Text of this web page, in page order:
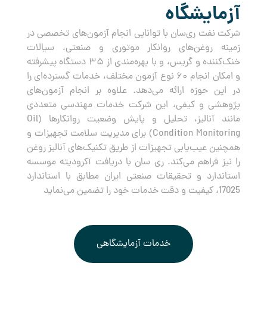
آزمایشگاه
شرکت نفت ری‌سان با توانایی انجام آزمون‌های تخصصی در
زمینه روغن‌های روانکار موتوری و صنعتی، سیالات
خنک‌کننده و گریس، و با بهره‌مندی از ۳۵ دستگاه پیشرفته
و امکان انجام ۶۰ نوع آزمون مختلف، خدمات گسترده‌ای را
در این حوزه ارائه می‌دهد. علاوه بر انجام آزمون‌های
پژوهشی و کیفی، این شرکت خدمات مهندسی متعددی
مانند آنالیز، تحلیل و پایش وضعیت روانکارها (Oil
Condition Monitoring) برای مدیریت سلامت تجهیزات و
همچنین عیب‌یابی تجهیزات از طریق تکنیک‌های آنالیز روغن
را نیز فراهم می‌کند. ری سان با دریافت آکرودیته موسسه
استاندارد و تحقیقات صنعتی ایران مطابق با استاندارد
17025، کیفیت و دقت خدمات خود را تضمین می‌نماید
خدمات آزمایشگاهی